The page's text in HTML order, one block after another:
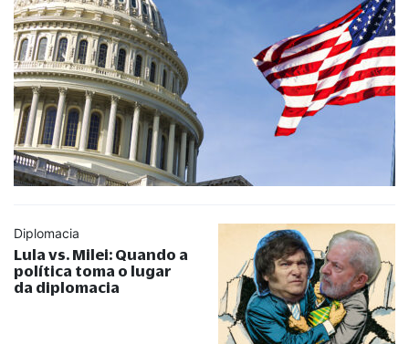
Diplomacia
Lula vs. Milei: Quando a
política toma o lugar
da diplomacia